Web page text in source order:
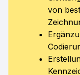
von